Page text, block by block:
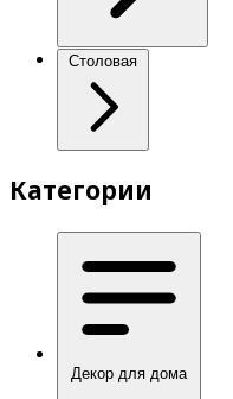
Столовая
Категории
Декор для дома